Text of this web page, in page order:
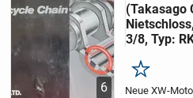
6
(Takasago
3/8, Typ:
Merken
Neue XW-